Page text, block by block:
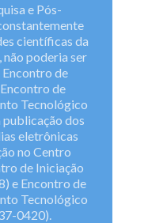
e Pós-
científicas da
não poderia ser
de
de
Tecnológico
publicação dos
eletrônicas
no Centro
de Iniciação
e Encontro de
Tecnológico
0420).